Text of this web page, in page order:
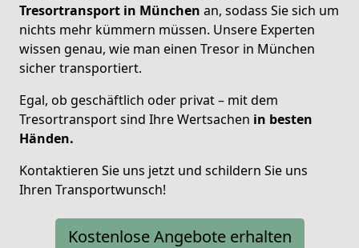
Tresortransport in München an, sodass Sie sich um
nichts mehr kümmern müssen. Unsere Experten
wissen genau, wie man einen Tresor in München
sicher transportiert.
Egal, ob geschäftlich oder privat – mit dem
Tresortransport sind Ihre Wertsachen in besten
Händen.
Kontaktieren Sie uns jetzt und schildern Sie uns
Ihren Transportwunsch!
Kostenlose Angebote erhalten